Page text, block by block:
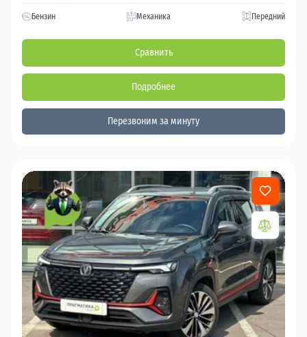
Бензин Механика Передний
Сравнить
Подробнее
Перезвоним за минуту